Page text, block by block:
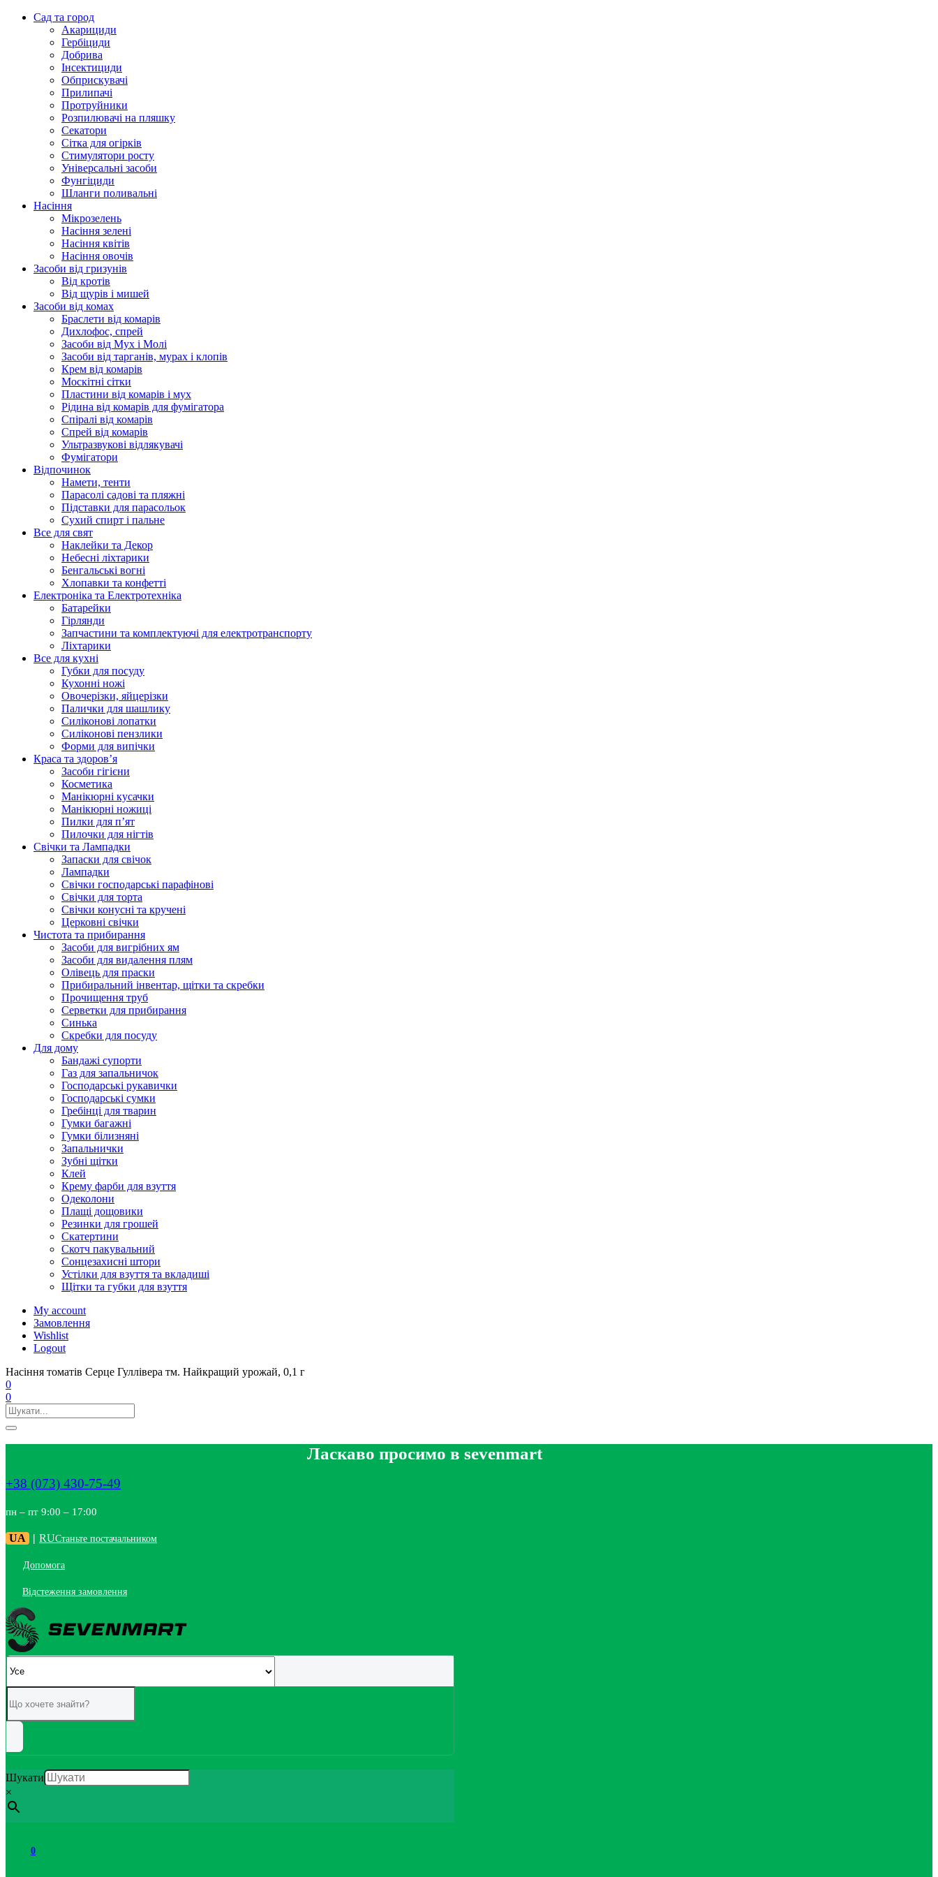
Сад та город
Акарициди
Гербіциди
Добрива
Інсектициди
Обприскувачі
Прилипачі
Протруйники
Розпилювачі на пляшку
Секатори
Сітка для огірків
Стимулятори росту
Універсальні засоби
Фунгіциди
Шланги поливальні
Насіння
Мікрозелень
Насіння зелені
Насіння квітів
Насіння овочів
Засоби від гризунів
Від кротів
Від щурів і мишей
Засоби від комах
Браслети від комарів
Дихлофос, спрей
Засоби від Мух і Молі
Засоби від тарганів, мурах і клопів
Крем від комарів
Москітні сітки
Пластини від комарів і мух
Рідина від комарів для фумігатора
Спіралі від комарів
Спрей від комарів
Ультразвукові відлякувачі
Фумігатори
Відпочинок
Намети, тенти
Парасолі садові та пляжні
Підставки для парасольок
Сухий спирт і пальне
Все для свят
Наклейки та Декор
Небесні ліхтарики
Бенгальські вогні
Хлопавки та конфетті
Електроніка та Електротехніка
Батарейки
Гірлянди
Запчастини та комплектуючі для електротранспорту
Ліхтарики
Все для кухні
Губки для посуду
Кухонні ножі
Овочерізки, яйцерізки
Палички для шашлику
Силіконові лопатки
Силіконові пензлики
Форми для випічки
Краса та здоров’я
Засоби гігієни
Косметика
Манікюрні кусачки
Манікюрні ножиці
Пилки для п’ят
Пилочки для нігтів
Свічки та Лампадки
Запаски для свічок
Лампадки
Свічки господарські парафінові
Свічки для торта
Свічки конусні та кручені
Церковні свічки
Чистота та прибирання
Засоби для вигрібних ям
Засоби для видалення плям
Олівець для праски
Прибиральний інвентар, щітки та скребки
Прочищення труб
Серветки для прибирання
Синька
Скребки для посуду
Для дому
Бандажі супорти
Газ для запальничок
Господарські рукавички
Господарські сумки
Гребінці для тварин
Гумки багажні
Гумки білизняні
Запальнички
Зубні щітки
Клей
Крему фарби для взуття
Одеколони
Плащі дощовики
Резинки для грошей
Скатертини
Скотч пакувальний
Сонцезахисні штори
Устілки для взуття та вкладиші
Щітки та губки для взуття
My account
Замовлення
Wishlist
Logout
Насіння томатів Серце Гуллівера тм. Найкращий урожай, 0,1 г
0
0
Ласкаво просимо в sevenmart
+38 (073) 430-75-49
пн – пт 9:00 – 17:00
UA | RUСтаньте постачальником
Допомога
Відстеження замовлення
Шукати
×
0